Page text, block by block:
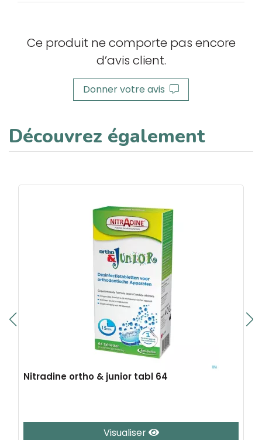
Ce produit ne comporte pas encore
d’avis client.
Donner votre avis
Découvrez également
Nitradine ortho & junior tabl 64
Visualiser